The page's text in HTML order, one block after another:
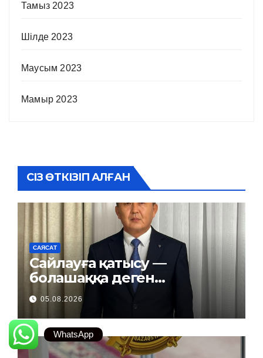
Тамыз 2023
Шілде 2023
Маусым 2023
Мамыр 2023
СІЗ ӨТКІЗІП АЛҒАН
САЯСАТ
Сайлауға қатысу —
болашаққа деген
жауапкершілік
05.08.2026
WhatsApp